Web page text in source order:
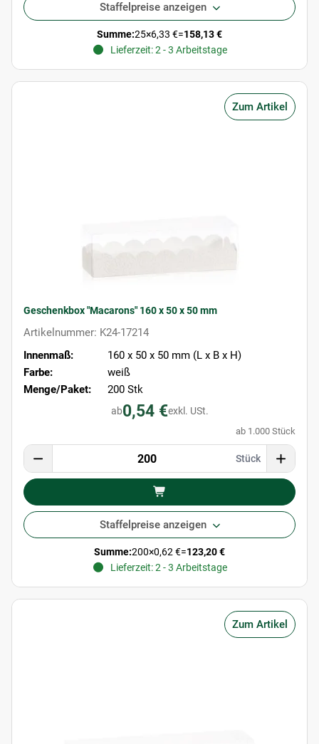
Staffelpreise anzeigen
Summe:25×6,33 €=158,13 €
Lieferzeit: 2 - 3 Arbeitstage
Zum Artikel
Geschenkbox "Macarons" 160 x 50 x 50 mm
Artikelnummer: K24-17214
Innenmaß:
160 x 50 x 50 mm (L x B x H)
Farbe:
weiß
Menge/Paket:
200 Stk
ab0,54 €exkl. USt.
ab 1.000 Stück
Stück
Staffelpreise anzeigen
Summe:200×0,62 €=123,20 €
Lieferzeit: 2 - 3 Arbeitstage
Zum Artikel